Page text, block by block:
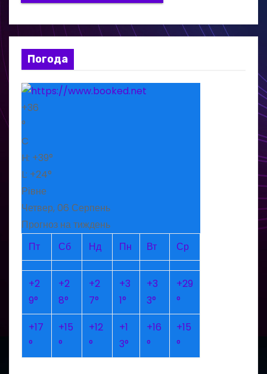
Погода
+36
°
C
H: +39°
L: +24°
Рівне
Четвер, 06 Серпень
Прогноз на тиждень
Пт
Сб Нд Пн Вт Ср
+2
9°
+2
8°
+2
7°
+3
1°
+3
3°
+29
°
+17
°
+15
°
+12
°
+1
3°
+16
°
+15
°